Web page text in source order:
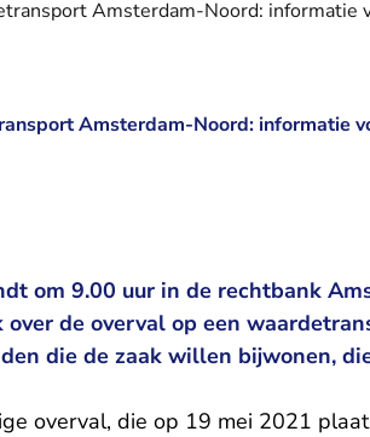
Amsterdam-Noord: informatie
Amsterdam-Noord: informatie
om 9.00 uur in de rechtbank
de overval op een
die de zaak willen bijwonen,
overval, die op 19 mei 2021